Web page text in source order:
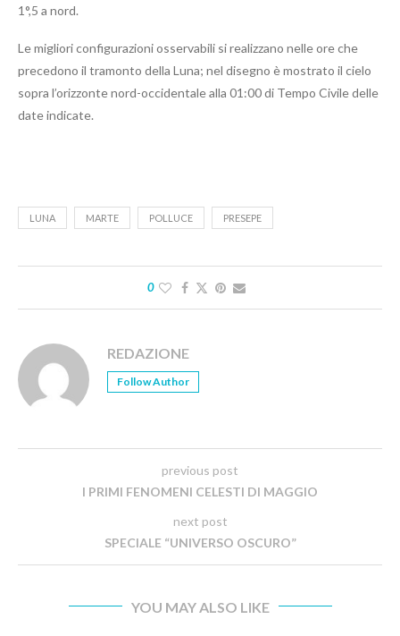
1°,5 a nord.
Le migliori configurazioni osservabili si realizzano nelle ore che
precedono il tramonto della Luna; nel disegno è mostrato il cielo
sopra l’orizzonte nord-occidentale alla 01:00 di Tempo Civile delle
date indicate.
LUNA MARTE POLLUCE PRESEPE
0
REDAZIONE
Follow Author
previous post
I PRIMI FENOMENI CELESTI DI MAGGIO
next post
SPECIALE “UNIVERSO OSCURO”
YOU MAY ALSO LIKE